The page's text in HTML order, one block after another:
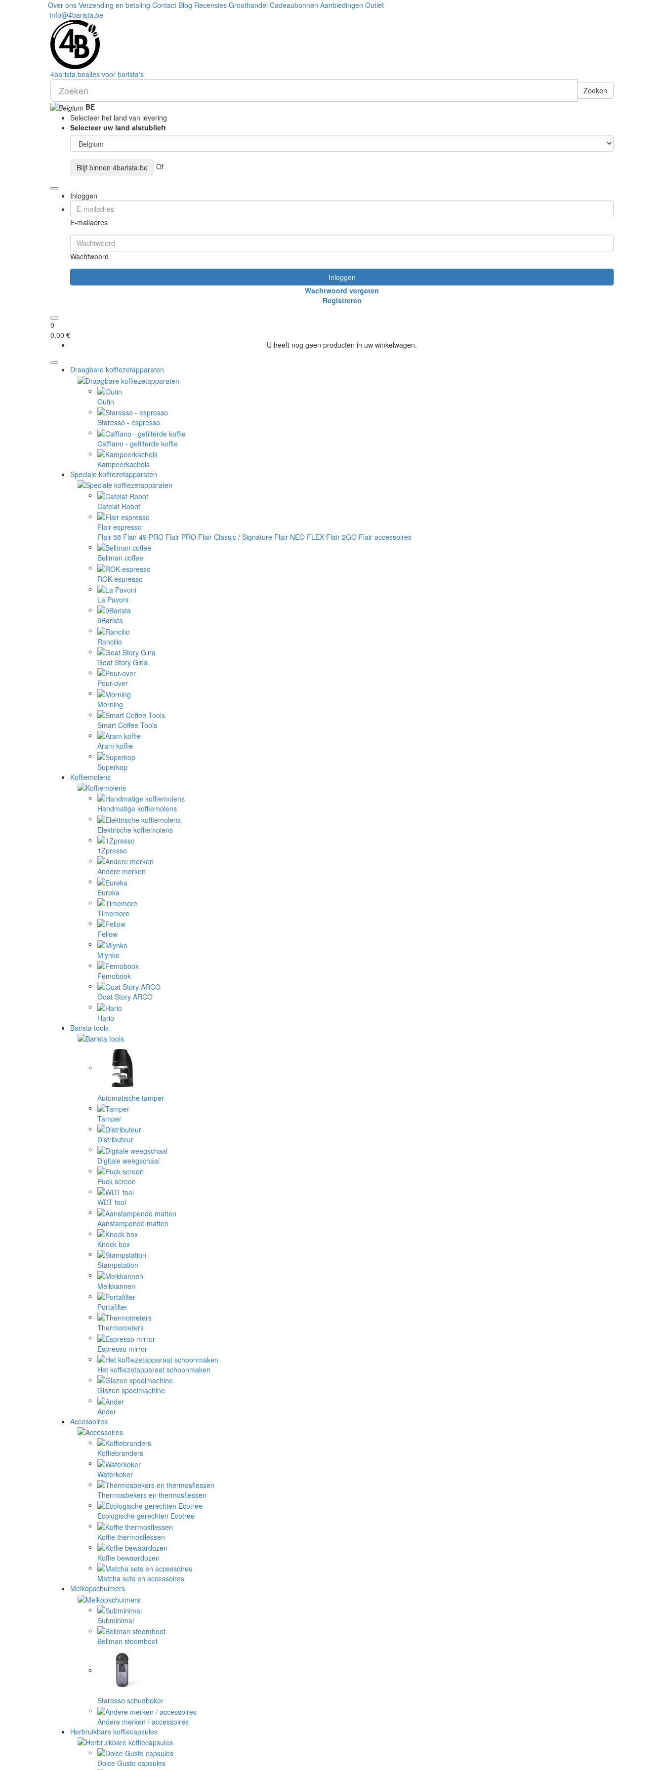
Over ons Verzending en betaling Contact Blog Recensies Groothandel Cadeaubonnen Aanbiedingen Outlet
info@4barista.be
4barista.bealles voor barista's
Zoeken
BE
Selecteer het land van levering
Selecteer uw land alstublieft
Blijf binnen 4barista.be Of
Inloggen
E-mailadres
Wachtwoord
Inloggen
Wachtwoord vergeten
Registreren
0
0,00 €
U heeft nog geen producten in uw winkelwagen.
Draagbare koffiezetapparaten
Outin
Staresso - espresso
Cafflano - gefilterde koffie
Kampeerkachels
Speciale koffiezetapparaten
Cafelat Robot
Flair espresso
Flair 58 Flair 49 PRO Flair PRO Flair Classic / Signature Flair NEO FLEX Flair 2GO Flair accessoires
Bellman coffee
ROK espresso
La Pavoni
9Barista
Rancilio
Goat Story Gina
Pour-over
Morning
Smart Coffee Tools
Aram koffie
Superkop
Koffiemolens
Handmatige koffiemolens
Elektrische koffiemolens
1Zpresso
Andere merken
Eureka
Timemore
Fellow
Mlynko
Femobook
Goat Story ARCO
Hario
Barista tools
Automatische tamper
Tamper
Distributeur
Digitale weegschaal
Puck screen
WDT tool
Aanstampende matten
Knock box
Stampstation
Melkkannen
Portafilter
Thermometers
Espresso mirror
Het koffiezetapparaat schoonmaken
Glazen spoelmachine
Ander
Accessoires
Koffiebranders
Waterkoker
Thermosbekers en thermosflessen
Ecologische gerechten Ecotree
Koffie thermosflessen
Koffie bewaardozen
Matcha sets en accessoires
Melkopschuimers
Subminimal
Bellman stoomboot
Staresso schudbeker
Andere merken / accessoires
Herbruikbare koffiecapsules
Dolce Gusto capsules